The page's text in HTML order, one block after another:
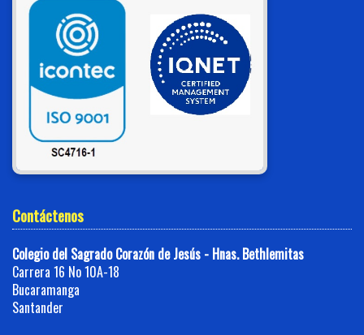
Contáctenos
Colegio del Sagrado Corazón de Jesús - Hnas. Bethlemitas
Carrera 16 No 10A-18
Bucaramanga
Santander